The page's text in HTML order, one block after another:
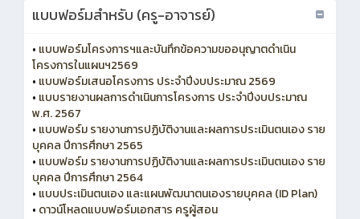
แบบฟอร์มสำหรับ (ครู-อาจารย์)
• แบบฟอร์มโครงการฯและบันทึกข้อความขออนุญาตดำเนิน
โครงการในแผนฯ2569
• แบบฟอร์มเสนอโครงการ ประจำปีงบประมาณ 2569
• แบบรายงานผลการดำเนินการโครงการ ประจำปีงบประมาณ
พ.ศ. 2567
• แบบฟอร์ม รายงานการปฏิบัติงานและผลการประเมินตนเอง ราย
บุคคล ปีการศึกษา 2565
• แบบฟอร์ม รายงานการปฏิบัติงานและผลการประเมินตนเอง ราย
บุคคล ปีการศึกษา 2564
• แบบประเมินตนเอง และแผนพัฒนาตนเองรายบุคคล (ID Plan)
• ดาวน์โหลดแบบฟอร์มเอกสาร ครูผู้สอน